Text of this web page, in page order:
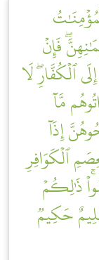
فَإِنۡ
ٱلۡكُفَّارِۖ لَا
مَّآ
إِذَآ
ٱلۡكَوَافِرِ
ذَٰلِكُمۡ
حَكِيمٞ